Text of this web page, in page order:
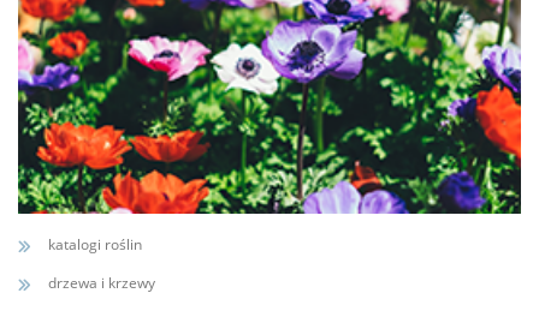
katalogi roślin
drzewa i krzewy